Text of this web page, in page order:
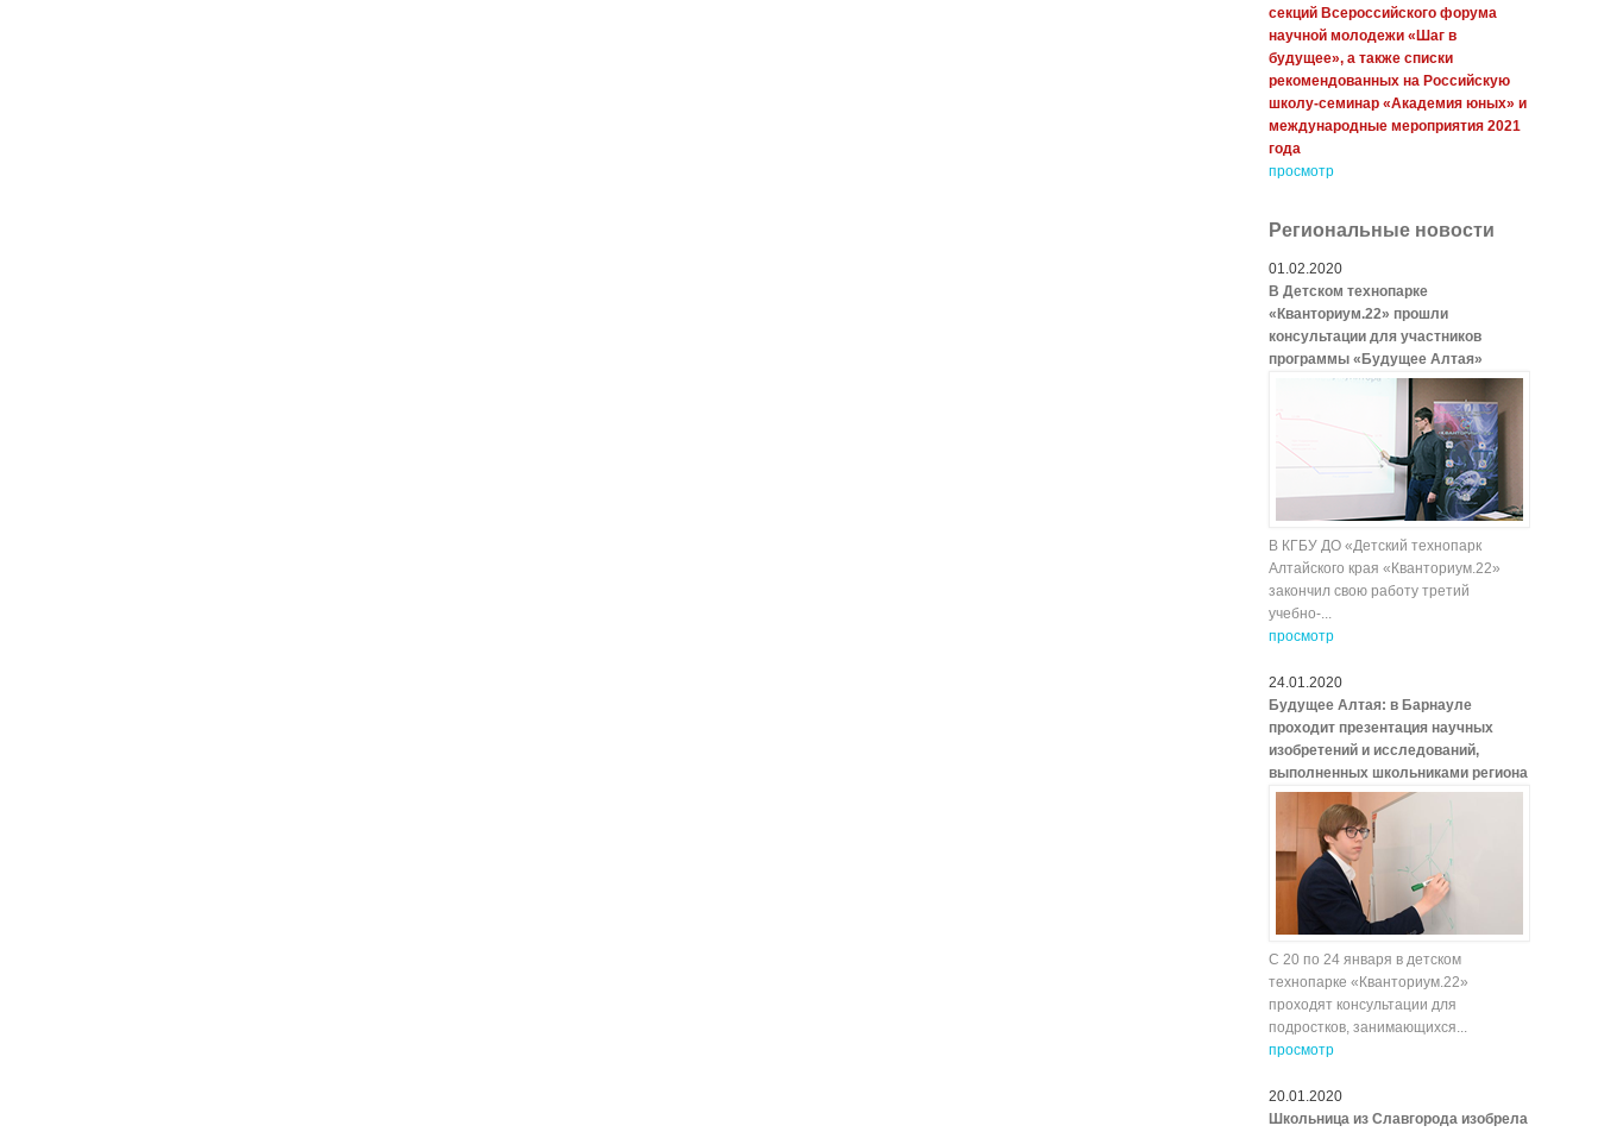
секций Всероссийского форума
научной молодежи «Шаг в
будущее», а также списки
рекомендованных на Российскую
школу-семинар «Академия юных» и
международные мероприятия 2021
года
просмотр
Региональные новости
01.02.2020
В Детском технопарке
«Кванториум.22» прошли
консультации для участников
программы «Будущее Алтая»
В КГБУ ДО «Детский технопарк
Алтайского края «Кванториум.22»
закончил свою работу третий
учебно-...
просмотр
24.01.2020
Будущее Алтая: в Барнауле
проходит презентация научных
изобретений и исследований,
выполненных школьниками региона
С 20 по 24 января в детском
технопарке «Кванториум.22»
проходят консультации для
подростков, занимающихся...
просмотр
20.01.2020
Школьница из Славгорода изобрела